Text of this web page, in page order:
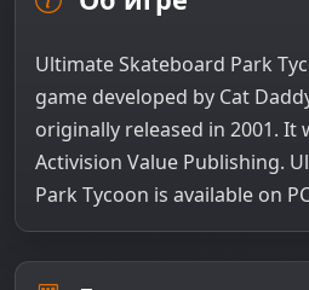
Ultimate Skateboard Park
game developed by Cat
originally released in 2001. It
Activision Value Publishing.
Park Tycoon is available on